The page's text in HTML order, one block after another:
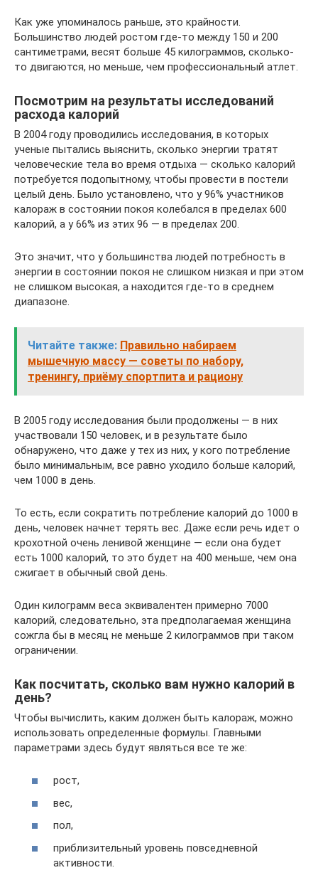
Как уже упоминалось раньше, это крайности.
Большинство людей ростом где-то между 150 и 200
сантиметрами, весят больше 45 килограммов, сколько-
то двигаются, но меньше, чем профессиональный атлет.
Посмотрим на результаты исследований
расхода калорий
В 2004 году проводились исследования, в которых
ученые пытались выяснить, сколько энергии тратят
человеческие тела во время отдыха — сколько калорий
потребуется подопытному, чтобы провести в постели
целый день. Было установлено, что у 96% участников
калораж в состоянии покоя колебался в пределах 600
калорий, а у 66% из этих 96 — в пределах 200.
Это значит, что у большинства людей потребность в
энергии в состоянии покоя не слишком низкая и при этом
не слишком высокая, а находится где-то в среднем
диапазоне.
Читайте также: Правильно набираем
мышечную массу — советы по набору,
тренингу, приёму спортпита и рациону
В 2005 году исследования были продолжены — в них
участвовали 150 человек, и в результате было
обнаружено, что даже у тех из них, у кого потребление
было минимальным, все равно уходило больше калорий,
чем 1000 в день.
То есть, если сократить потребление калорий до 1000 в
день, человек начнет терять вес. Даже если речь идет о
крохотной очень ленивой женщине — если она будет
есть 1000 калорий, то это будет на 400 меньше, чем она
сжигает в обычный свой день.
Один килограмм веса эквивалентен примерно 7000
калорий, следовательно, эта предполагаемая женщина
сожгла бы в месяц не меньше 2 килограммов при таком
ограничении.
Как посчитать, сколько вам нужно калорий в
день?
Чтобы вычислить, каким должен быть калораж, можно
использовать определенные формулы. Главными
параметрами здесь будут являться все те же:
рост,
вес,
пол,
приблизительный уровень повседневной
активности.